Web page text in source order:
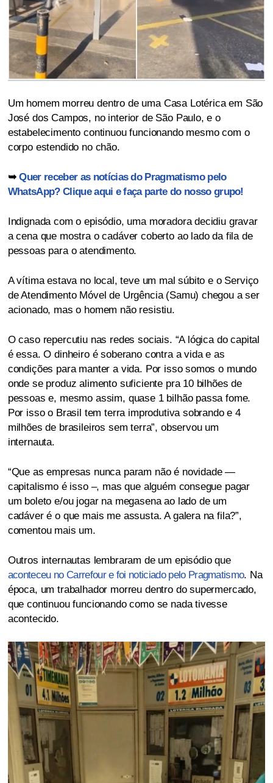
Um homem morreu dentro de uma Casa Lotérica em São
José dos Campos, no interior de São Paulo, e o
estabelecimento continuou funcionando mesmo com o
corpo estendido no chão.
➥Quer receber as notícias do Pragmatismo pelo
WhatsApp? Clique aqui e faça parte do nosso grupo!
Indignada com o episódio, uma moradora decidiu gravar
a cena que mostra o cadáver coberto ao lado da fila de
pessoas para o atendimento.
A vítima estava no local, teve um mal súbito e o Serviço
de Atendimento Móvel de Urgência (Samu) chegou a ser
acionado, mas o homem não resistiu.
O caso repercutiu nas redes sociais. “A lógica do capital
é essa. O dinheiro é soberano contra a vida e as
condições para manter a vida. Por isso somos o mundo
onde se produz alimento suficiente pra 10 bilhões de
pessoas e, mesmo assim, quase 1 bilhão passa fome.
Por isso o Brasil tem terra improdutiva sobrando e 4
milhões de brasileiros sem terra”, observou um
internauta.
“Que as empresas nunca param não é novidade —
capitalismo é isso –, mas que alguém consegue pagar
um boleto e/ou jogar na megasena ao lado de um
cadáver é o que mais me assusta. A galera na fila?”,
comentou mais um.
Outros internautas lembraram de um episódio que
aconteceu no Carrefour e foi noticiado pelo Pragmatismo. Na
época, um trabalhador morreu dentro do supermercado,
que continuou funcionando como se nada tivesse
acontecido.